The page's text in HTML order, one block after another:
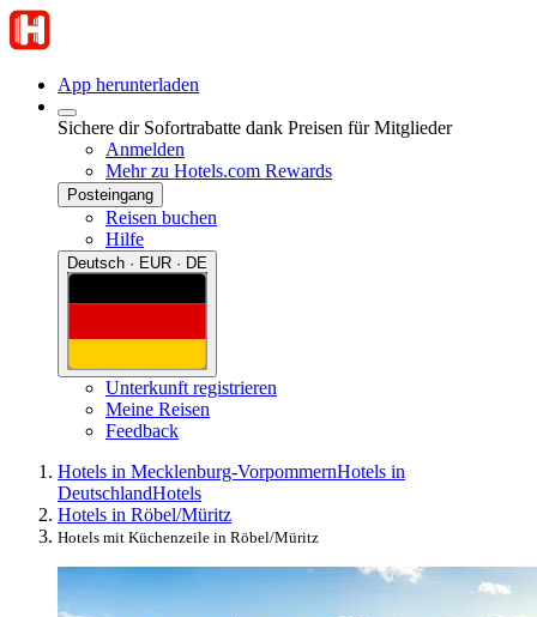
App herunterladen
Sichere dir Sofortrabatte dank Preisen für Mitglieder
Anmelden
Mehr zu Hotels.com Rewards
Posteingang
Reisen buchen
Hilfe
Deutsch · EUR · DE
Unterkunft registrieren
Meine Reisen
Feedback
Hotels in Mecklenburg-VorpommernHotels in
DeutschlandHotels
Hotels in Röbel/Müritz
Hotels mit Küchenzeile in Röbel/Müritz